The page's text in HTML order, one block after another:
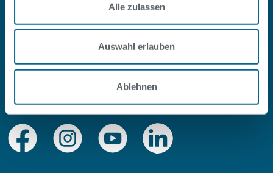
Alle zulassen
Auswahl erlauben
Ablehnen
Facebook Instagram Youtube